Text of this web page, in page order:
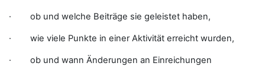
· ob und welche Beiträge sie geleistet haben,
· wie viele Punkte in einer Aktivität erreicht wurden,
· ob und wann Änderungen an Einreichungen